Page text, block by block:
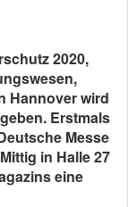
2020,
Hannover wird
Erstmals
Messe
in Halle 27
eine